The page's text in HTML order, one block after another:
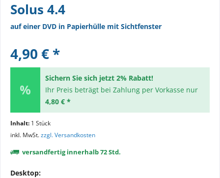
Solus 4.4
auf einer DVD in Papierhülle mit Sichtfenster
4,90 € *
Sichern Sie sich jetzt 2% Rabatt!
Ihr Preis beträgt bei Zahlung per Vorkasse nur
4,80 € *
Inhalt: 1 Stück
inkl. MwSt.zzgl. Versandkosten
versandfertig innerhalb 72 Std.
Desktop: